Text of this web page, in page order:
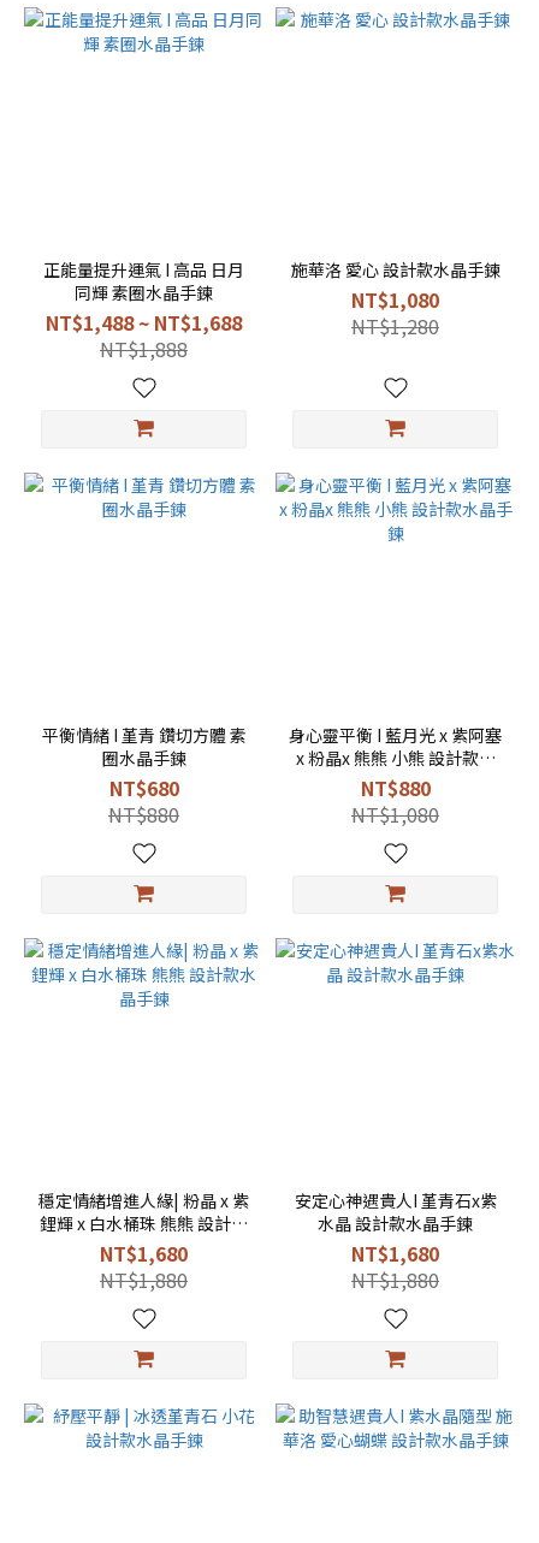
正能量提升運氣 I 高品 日月
同輝 素圈水晶手鍊
NT$1,488 ~ NT$1,688
NT$1,888
施華洛 愛心 設計款水晶手鍊
NT$1,080
NT$1,280
平衡情緒 I 堇青 鑽切方體 素
圈水晶手鍊
NT$680
NT$880
身心靈平衡 I 藍月光 x 紫阿塞
x 粉晶x 熊熊 小熊 設計款水
晶手鍊
NT$880
NT$1,080
穩定情緒增進人緣| 粉晶 x 紫
鋰輝 x 白水桶珠 熊熊 設計款
水晶手鍊
NT$1,680
NT$1,880
安定心神遇貴人I 堇青石x紫
水晶 設計款水晶手鍊
NT$1,680
NT$1,880